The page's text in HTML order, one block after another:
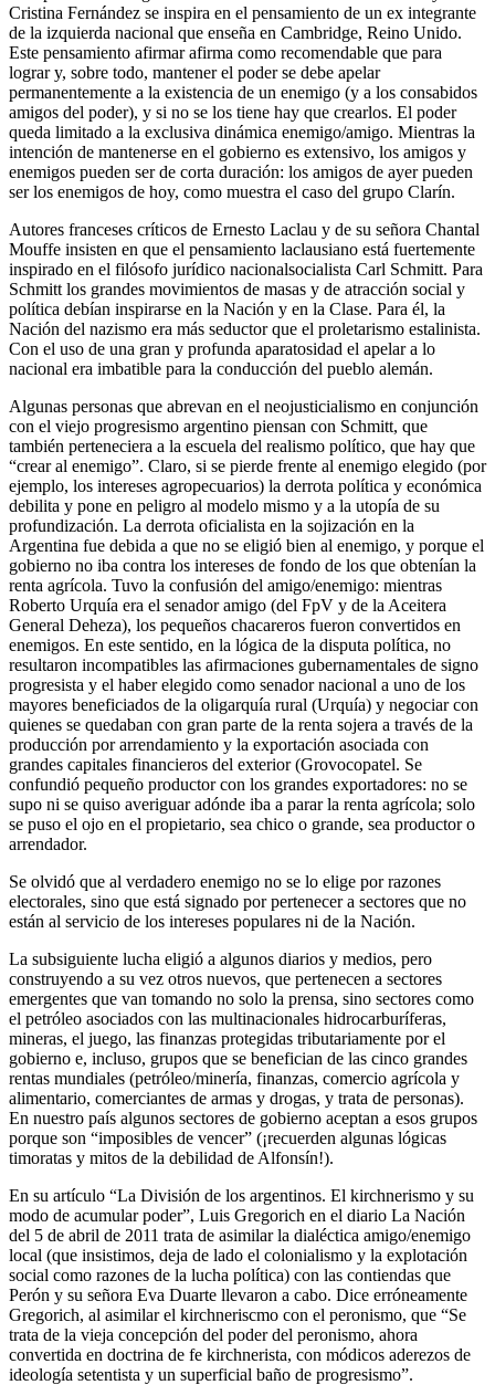
Cristina Fernández se inspira en el pensamiento de un ex integrante
de la izquierda nacional que enseña en Cambridge, Reino Unido.
Este pensamiento afirmar afirma como recomendable que para
lograr y, sobre todo, mantener el poder se debe apelar
permanentemente a la existencia de un enemigo (y a los consabidos
amigos del poder), y si no se los tiene hay que crearlos. El poder
queda limitado a la exclusiva dinámica enemigo/amigo. Mientras la
intención de mantenerse en el gobierno es extensivo, los amigos y
enemigos pueden ser de corta duración: los amigos de ayer pueden
ser los enemigos de hoy, como muestra el caso del grupo Clarín.
Autores franceses críticos de Ernesto Laclau y de su señora Chantal
Mouffe insisten en que el pensamiento laclausiano está fuertemente
inspirado en el filósofo jurídico nacionalsocialista Carl Schmitt. Para
Schmitt los grandes movimientos de masas y de atracción social y
política debían inspirarse en la Nación y en la Clase. Para él, la
Nación del nazismo era más seductor que el proletarismo estalinista.
Con el uso de una gran y profunda aparatosidad el apelar a lo
nacional era imbatible para la conducción del pueblo alemán.
Algunas personas que abrevan en el neojusticialismo en conjunción
con el viejo progresismo argentino piensan con Schmitt, que
también perteneciera a la escuela del realismo político, que hay que
“crear al enemigo”. Claro, si se pierde frente al enemigo elegido (por
ejemplo, los intereses agropecuarios) la derrota política y económica
debilita y pone en peligro al modelo mismo y a la utopía de su
profundización. La derrota oficialista en la sojización en la
Argentina fue debida a que no se eligió bien al enemigo, y porque el
gobierno no iba contra los intereses de fondo de los que obtenían la
renta agrícola. Tuvo la confusión del amigo/enemigo: mientras
Roberto Urquía era el senador amigo (del FpV y de la Aceitera
General Deheza), los pequeños chacareros fueron convertidos en
enemigos. En este sentido, en la lógica de la disputa política, no
resultaron incompatibles las afirmaciones gubernamentales de signo
progresista y el haber elegido como senador nacional a uno de los
mayores beneficiados de la oligarquía rural (Urquía) y negociar con
quienes se quedaban con gran parte de la renta sojera a través de la
producción por arrendamiento y la exportación asociada con
grandes capitales financieros del exterior (Grovocopatel. Se
confundió pequeño productor con los grandes exportadores: no se
supo ni se quiso averiguar adónde iba a parar la renta agrícola; solo
se puso el ojo en el propietario, sea chico o grande, sea productor o
arrendador.
Se olvidó que al verdadero enemigo no se lo elige por razones
electorales, sino que está signado por pertenecer a sectores que no
están al servicio de los intereses populares ni de la Nación.
La subsiguiente lucha eligió a algunos diarios y medios, pero
construyendo a su vez otros nuevos, que pertenecen a sectores
emergentes que van tomando no solo la prensa, sino sectores como
el petróleo asociados con las multinacionales hidrocarburíferas,
mineras, el juego, las finanzas protegidas tributariamente por el
gobierno e, incluso, grupos que se benefician de las cinco grandes
rentas mundiales (petróleo/minería, finanzas, comercio agrícola y
alimentario, comerciantes de armas y drogas, y trata de personas).
En nuestro país algunos sectores de gobierno aceptan a esos grupos
porque son “imposibles de vencer” (¡recuerden algunas lógicas
timoratas y mitos de la debilidad de Alfonsín!).
En su artículo “La División de los argentinos. El kirchnerismo y su
modo de acumular poder”, Luis Gregorich en el diario La Nación
del 5 de abril de 2011 trata de asimilar la dialéctica amigo/enemigo
local (que insistimos, deja de lado el colonialismo y la explotación
social como razones de la lucha política) con las contiendas que
Perón y su señora Eva Duarte llevaron a cabo. Dice erróneamente
Gregorich, al asimilar el kirchneriscmo con el peronismo, que “Se
trata de la vieja concepción del poder del peronismo, ahora
convertida en doctrina de fe kirchnerista, con módicos aderezos de
ideología setentista y un superficial baño de progresismo”.